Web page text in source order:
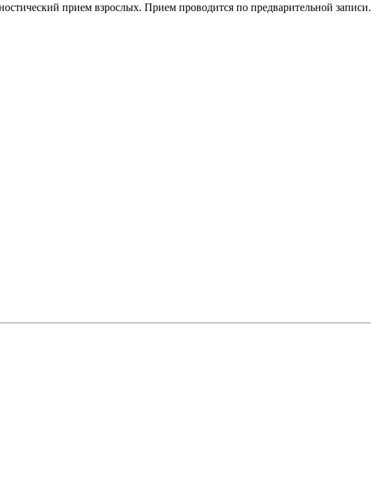
прием взрослых. Прием проводится по предварительной записи.